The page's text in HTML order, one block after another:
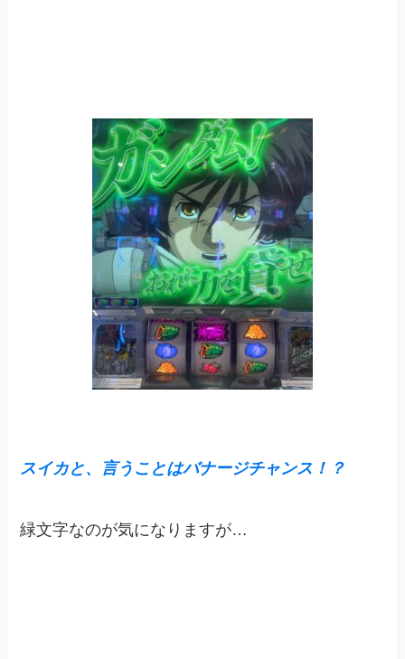
スイカと、言うことはバナージチャンス！？
緑文字なのが気になりますが…